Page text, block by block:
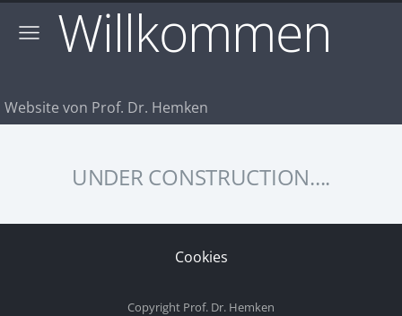
Willkommen
Website von Prof. Dr. Hemken
UNDER CONSTRUCTION....
Cookies
Copyright Prof. Dr. Hemken